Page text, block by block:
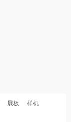
展板
样机